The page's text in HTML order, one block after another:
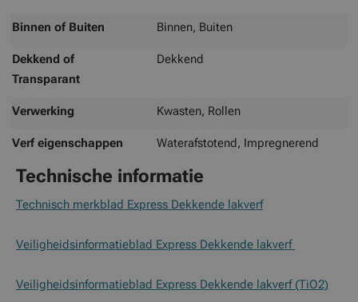
Binnen of Buiten Binnen, Buiten
Dekkend of
Transparant
Dekkend
Verwerking Kwasten, Rollen
Verf eigenschappen Waterafstotend, Impregnerend
Technische informatie
Technisch merkblad Express Dekkende lakverf
Veiligheidsinformatieblad Express Dekkende lakverf
Veiligheidsinformatieblad Express Dekkende lakverf (TiO2)